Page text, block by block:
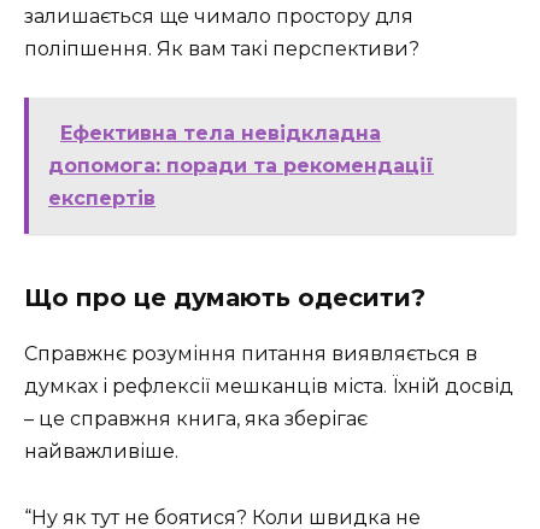
залишається ще чимало простору для
поліпшення. Як вам такі перспективи?
Ефективна тела невідкладна
допомога: поради та рекомендації
експертів
Що про це думають одесити?
Справжнє розуміння питання виявляється в
думках і рефлексії мешканців міста. Їхній досвід
– це справжня книга, яка зберігає
найважливіше.
“Ну як тут не боятися? Коли швидка не